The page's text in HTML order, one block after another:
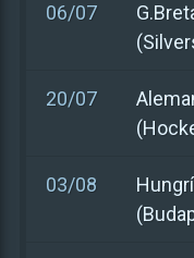
06/07
20/07
03/08